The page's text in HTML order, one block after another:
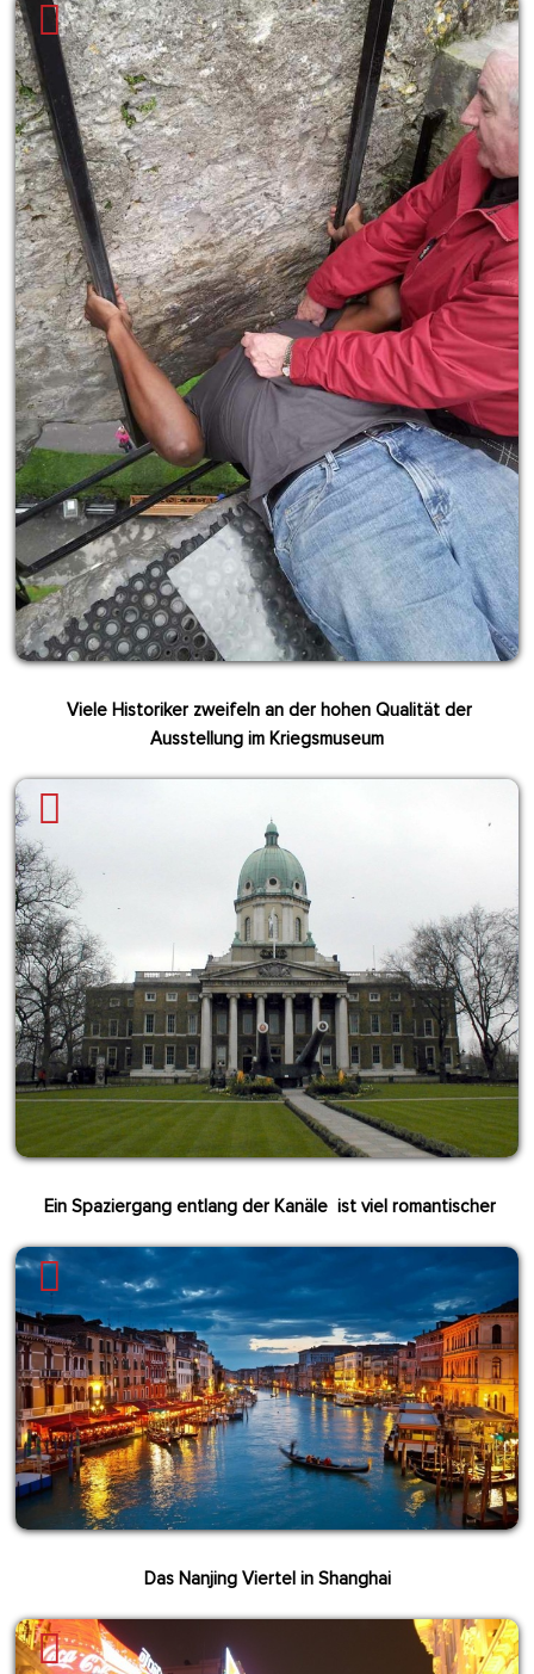
Viele Historiker zweifeln an der hohen Qualität der
Ausstellung im Kriegsmuseum
Ein Spaziergang entlang der Kanäle ist viel romantischer
Das Nanjing Viertel in Shanghai